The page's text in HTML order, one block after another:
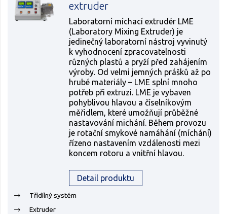
extruder
Laboratorní míchací extrudér LME
(Laboratory Mixing Extruder) je
jedinečný laboratorní nástroj vyvinutý
k vyhodnocení zpracovatelnosti
různých plastů a pryží před zahájením
výroby. Od velmi jemných prášků až po
hrubé materiály – LME splní mnoho
potřeb při extruzi. LME je vybaven
pohyblivou hlavou a číselníkovým
měřidlem, které umožňují průběžné
nastavování michání. Během provozu
je rotační smykové namáhání (míchání)
řízeno nastavením vzdálenosti mezi
koncem rotoru a vnitřní hlavou.
Detail produktu
Třídílný systém
Extruder